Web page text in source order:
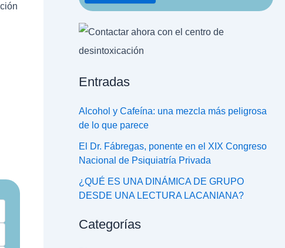
Entradas
Alcohol y Cafeína: una mezcla más peligrosa
de lo que parece
El Dr. Fábregas, ponente en el XIX Congreso
Nacional de Psiquiatría Privada
¿QUÉ ES UNA DINÁMICA DE GRUPO
DESDE UNA LECTURA LACANIANA?
Categorías